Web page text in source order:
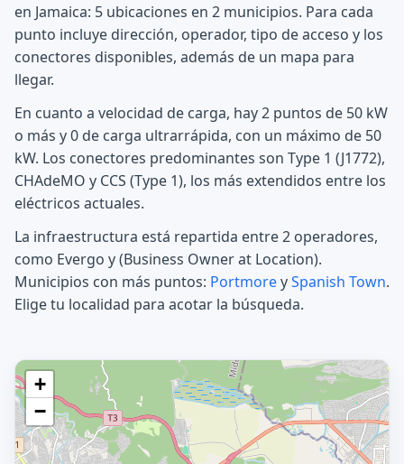
en Jamaica: 5 ubicaciones en 2 municipios. Para cada
punto incluye dirección, operador, tipo de acceso y los
conectores disponibles, además de un mapa para
llegar.
En cuanto a velocidad de carga, hay 2 puntos de 50 kW
o más y 0 de carga ultrarrápida, con un máximo de 50
kW. Los conectores predominantes son Type 1 (J1772),
CHAdeMO y CCS (Type 1), los más extendidos entre los
eléctricos actuales.
La infraestructura está repartida entre 2 operadores,
como Evergo y (Business Owner at Location).
Municipios con más puntos: PortmoreySpanish Town.
Elige tu localidad para acotar la búsqueda.
+
−